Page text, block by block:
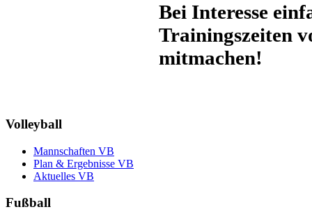
Bei Interesse
Trainingszeiten
mitmachen!
Volleyball
Mannschaften VB
Plan & Ergebnisse VB
Aktuelles VB
Fußball